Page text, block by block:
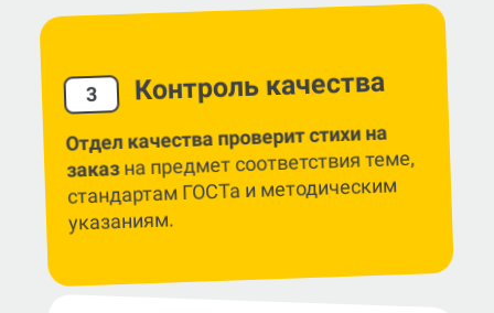
3 Контроль качества
Отдел качества проверит стихи на
заказна предмет соответствия теме,
стандартам ГОСТа и методическим
указаниям.